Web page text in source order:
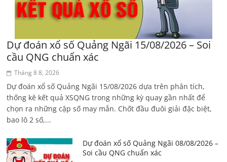
Dự đoán xổ số Quảng Ngãi 15/08/2026 – Soi
cầu QNG chuẩn xác
Tháng 8 8, 2026
Dự đoán xổ số Quảng Ngãi 15/08/2026 dựa trên phân tích,
thống kê kết quả XSQNG trong những kỳ quay gần nhất để
chọn ra những cặp số may mắn. Chốt đầu đuôi giải đặc biệt,
bao lô 2 số,...
Dự đoán xổ số Quảng Ngãi 08/08/2026 –
Soi cầu QNG chuẩn xác